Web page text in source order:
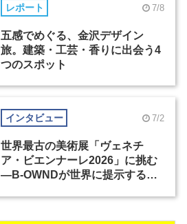
レポート 7/8
五感でめぐる、金沢デザイン
旅。建築・工芸・香りに出会う4
つのスポット
インタビュー 7/2
世界最古の美術展「ヴェネチ
ア・ビエンナーレ2026」に挑む
―B-OWNDが世界に提示する美